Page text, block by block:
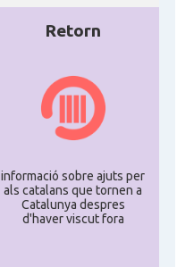
Retorn
informació sobre ajuts per
als catalans que tornen a
Catalunya despres
d'haver viscut fora